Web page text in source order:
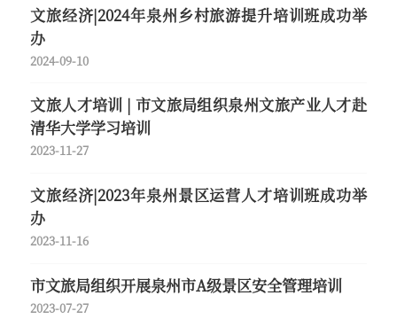
文旅经济|2024年泉州乡村旅游提升培训班成功举
办
2024-09-10
文旅人才培训 | 市文旅局组织泉州文旅产业人才赴
清华大学学习培训
2023-11-27
文旅经济|2023年泉州景区运营人才培训班成功举
办
2023-11-16
市文旅局组织开展泉州市A级景区安全管理培训
2023-07-27